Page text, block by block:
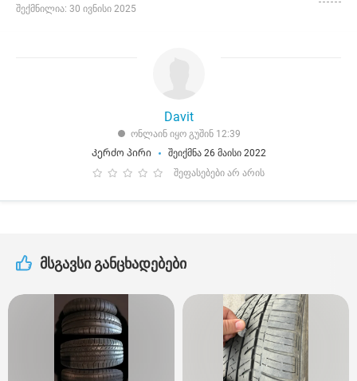
შექმნილია: 30 ივნისი 2025
Davit
ონლაინ იყო გუშინ 12:39
Კერძო პირი
შეიქმნა 26 მაისი 2022
შეფასებები არ არის
მსგავსი განცხადებები